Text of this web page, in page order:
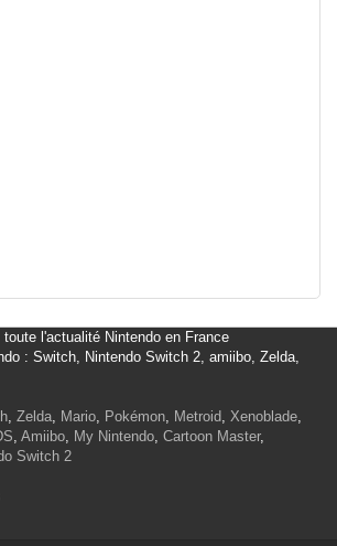
toute l'actualité Nintendo en France
: Switch, Nintendo Switch 2, amiibo, Zelda,
, Zelda, Mario, Pokémon, Metroid, Xenoblade,
, Amiibo, My Nintendo, Cartoon Master,
Switch 2